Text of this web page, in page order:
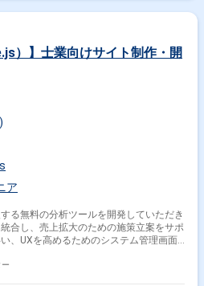
）】士業向けサイト制作・開
ア
る無料の分析ツールを開発していただき
合し、売上拡大のための施策立案をサポ
、UXを高めるためのシステム管理画面
お任せします。